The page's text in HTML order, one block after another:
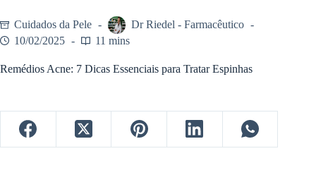
Cuidados da Pele
Dr Riedel - Farmacêutico
10/02/2025
11 mins
Remédios Acne: 7 Dicas Essenciais para Tratar Espinhas